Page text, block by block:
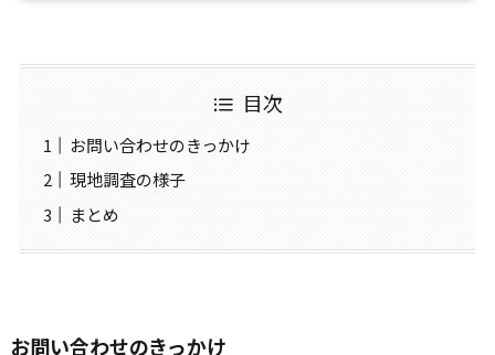
目次
お問い合わせのきっかけ
現地調査の様子
まとめ
お問い合わせのきっかけ